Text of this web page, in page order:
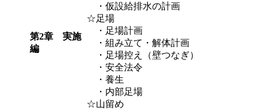
第2章 実施
編
・仮設給排水の計画
☆足場
・足場計画
・組み立て・解体計画
・足場控え（壁つなぎ）
・安全法令
・養生
・内部足場
☆山留め